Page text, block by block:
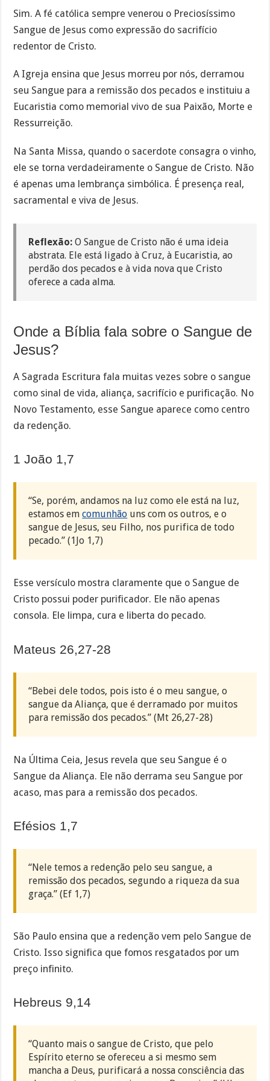
Sim. A fé católica sempre venerou o Preciosíssimo
Sangue de Jesus como expressão do sacrifício
redentor de Cristo.
A Igreja ensina que Jesus morreu por nós, derramou
seu Sangue para a remissão dos pecados e instituiu a
Eucaristia como memorial vivo de sua Paixão, Morte e
Ressurreição.
Na Santa Missa, quando o sacerdote consagra o vinho,
ele se torna verdadeiramente o Sangue de Cristo. Não
é apenas uma lembrança simbólica. É presença real,
sacramental e viva de Jesus.
Reflexão: O Sangue de Cristo não é uma ideia
abstrata. Ele está ligado à Cruz, à Eucaristia, ao
perdão dos pecados e à vida nova que Cristo
oferece a cada alma.
Onde a Bíblia fala sobre o Sangue de
Jesus?
A Sagrada Escritura fala muitas vezes sobre o sangue
como sinal de vida, aliança, sacrifício e purificação. No
Novo Testamento, esse Sangue aparece como centro
da redenção.
1 João 1,7
“Se, porém, andamos na luz como ele está na luz,
estamos emcomunhão uns com os outros, e o
sangue de Jesus, seu Filho, nos purifica de todo
pecado.” (1Jo 1,7)
Esse versículo mostra claramente que o Sangue de
Cristo possui poder purificador. Ele não apenas
consola. Ele limpa, cura e liberta do pecado.
Mateus 26,27-28
“Bebei dele todos, pois isto é o meu sangue, o
sangue da Aliança, que é derramado por muitos
para remissão dos pecados.” (Mt 26,27-28)
Na Última Ceia, Jesus revela que seu Sangue é o
Sangue da Aliança. Ele não derrama seu Sangue por
acaso, mas para a remissão dos pecados.
Efésios 1,7
“Nele temos a redenção pelo seu sangue, a
remissão dos pecados, segundo a riqueza da sua
graça.” (Ef 1,7)
São Paulo ensina que a redenção vem pelo Sangue de
Cristo. Isso significa que fomos resgatados por um
preço infinito.
Hebreus 9,14
“Quanto mais o sangue de Cristo, que pelo
Espírito eterno se ofereceu a si mesmo sem
mancha a Deus, purificará a nossa consciência das